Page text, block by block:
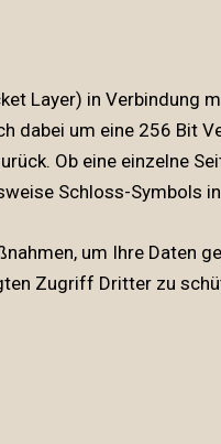
Layer) in Verbindung
um eine 256 Bit
Ob eine einzelne
Schloss-Symbols
um Ihre Daten
Zugriff Dritter zu